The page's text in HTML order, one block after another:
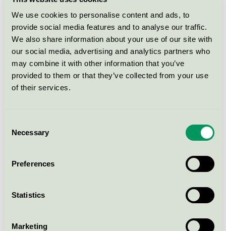
We use cookies to personalise content and ads, to
provide social media features and to analyse our traffic.
We also share information about your use of our site with
our social media, advertising and analytics partners who
may combine it with other information that you’ve
provided to them or that they’ve collected from your use
of their services.
Selection
Necessary
Preferences
Statistics
Marketing
oberoende tredjepartscertifiering, är hög: 61% medan,
bara 22% litar på marknadsföring som använder
argument som “miljövänlig”, “hållbar” eller
“klimatneutral”.
Svanenmärket gör det inte bara lättare i de små
inköpen att göra bättre val för miljön. Genom att fler
att göra bättre val.
För att få använda Svanenmärket på sin
uppfyllas. Kraven inkluderar: